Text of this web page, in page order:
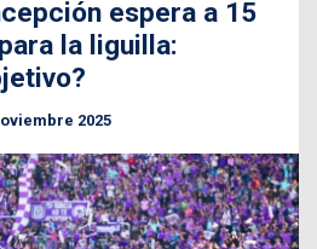
espera a 15
la liguilla:
2025